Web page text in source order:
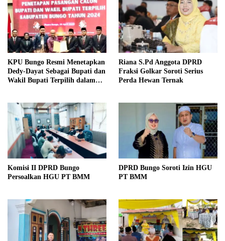
KPU Bungo Resmi Menetapkan
Dedy-Dayat Sebagai Bupati dan
Wakil Bupati Terpilih dalam
Riana S.Pd Anggota DPRD
Fraksi Golkar Soroti Serius
Perda Hewan Ternak
Komisi II DPRD Bungo
Persoalkan HGU PT BMM
DPRD Bungo Soroti Izin HGU
PT BMM